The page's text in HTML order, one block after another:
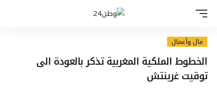
مال وأعمال
الخطوط الملكية المغربية تذكر بالعودة الى
توقيت غرينتش